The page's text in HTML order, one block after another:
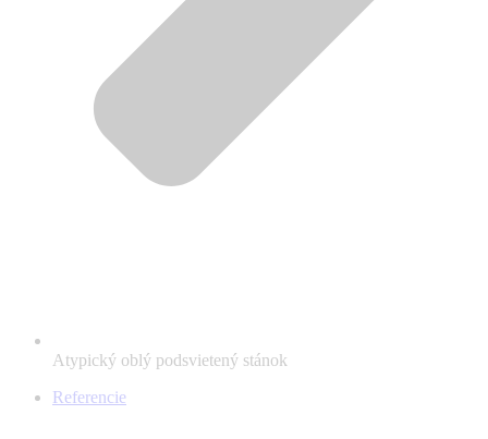
Atypický oblý podsvietený stánok
Referencie